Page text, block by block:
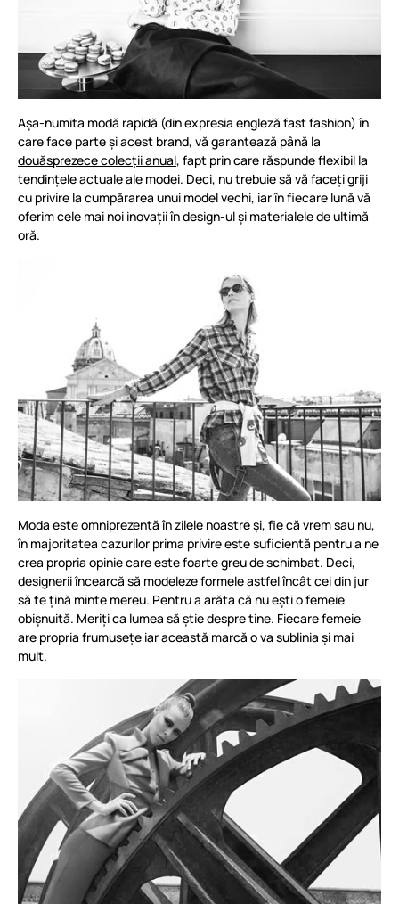
Așa-numita modă rapidă (din expresia engleză fast fashion) în
care face parte și acest brand, vă garantează până la
douăsprezece colecții anual, fapt prin care răspunde flexibil la
tendințele actuale ale modei. Deci, nu trebuie să vă faceți griji
cu privire la cumpărarea unui model vechi, iar în fiecare lună vă
oferim cele mai noi inovații în design-ul și materialele de ultimă
oră.
Moda este omniprezentă în zilele noastre și, fie că vrem sau nu,
în majoritatea cazurilor prima privire este suficientă pentru a ne
crea propria opinie care este foarte greu de schimbat. Deci,
designerii încearcă să modeleze formele astfel încât cei din jur
să te țină minte mereu. Pentru a arăta că nu ești o femeie
obișnuită. Meriți ca lumea să știe despre tine. Fiecare femeie
are propria frumusețe iar această marcă o va sublinia și mai
mult.